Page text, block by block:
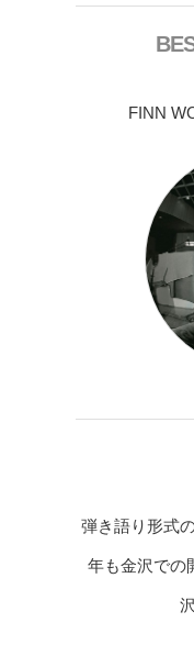
FINN
弾き語り形式
年も金沢で